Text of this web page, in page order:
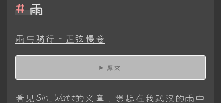
雨
雨与骑行 - 正弦慢卷
原文
看见 Sin_Watt的文章，想起在我武汉的雨中